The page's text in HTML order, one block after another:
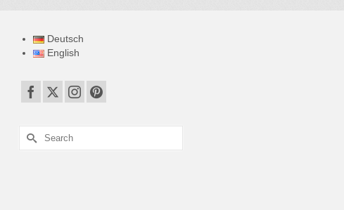
Deutsch
English
Search
for: